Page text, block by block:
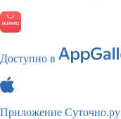
Доступно в
Приложение Суточно.ру